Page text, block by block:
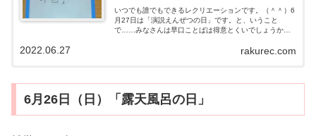
いつでも誰でもできるレクリエーションです。（＾＾）6
月27日は「演説えんぜつの日」です。と、いうこと
で……みなさんは早口ことばは得意とくいでしょうか？
意するもの・とくになしやり方有名な早口こ...rakurec.com
2022.06.27
6月26日（日）「露天風呂の日」